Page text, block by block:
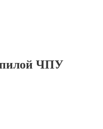
пилой ЧПУ